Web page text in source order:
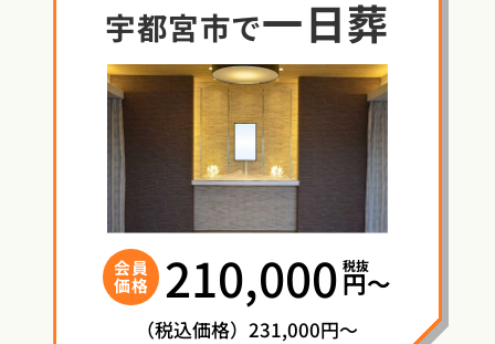
宇都宮市で一日葬
会員
価格 210,000 税抜
円〜
（税込価格）231,000円～